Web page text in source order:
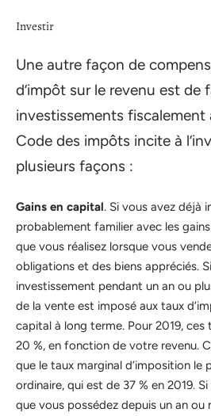
Investir
Une autre façon de
d’impôt sur le revenu est de
investissements fiscalement
Code des impôts incite à
plusieurs façons :
Gains en capital. Si vous avez déjà
probablement familier avec les
que vous réalisez lorsque vous
obligations et des biens appréciés.
investissement pendant un an ou
de la vente est imposé aux taux
capital à long terme. Pour 2019, ces
20 %, en fonction de votre revenu.
que le taux marginal d’imposition le
ordinaire, qui est de 37 % en 2019.
que vous possédez depuis un an ou